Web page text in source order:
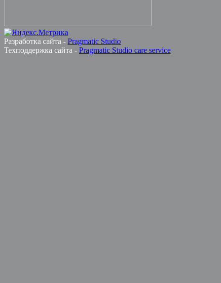
Разработка сайта - Pragmatic Studio
Техподдержка сайта - Pragmatic Studio care service